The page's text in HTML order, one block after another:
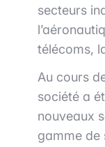
secteurs
télécoms,
Au cours
société a
nouveaux
gamme de